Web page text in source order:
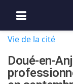
Vie de la cité
Doué-en-